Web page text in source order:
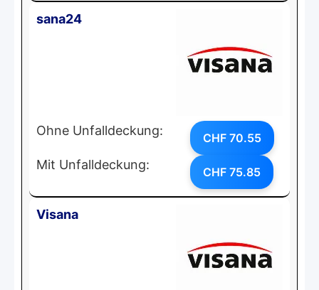
sana24
Ohne Unfalldeckung: CHF 70.55
Mit Unfalldeckung: CHF 75.85
Visana